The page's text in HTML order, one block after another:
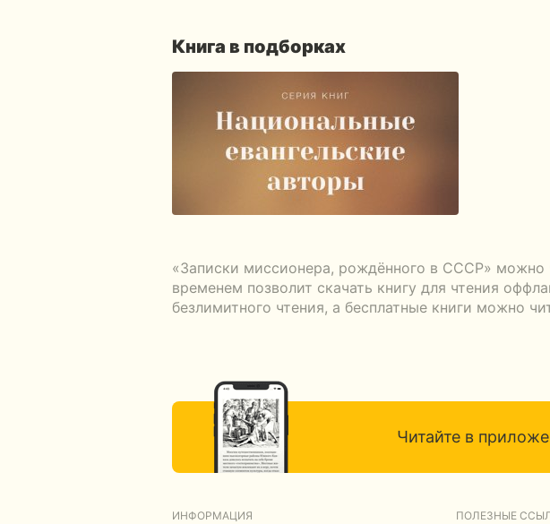
Книга в подборках
«Записки миссионера, рождённого в СССР» можно
временем позволит скачать книгу для чтения
безлимитного чтения, а бесплатные книги можно
Читайте в
ИНФОРМАЦИЯ ПОЛЕЗНЫЕ